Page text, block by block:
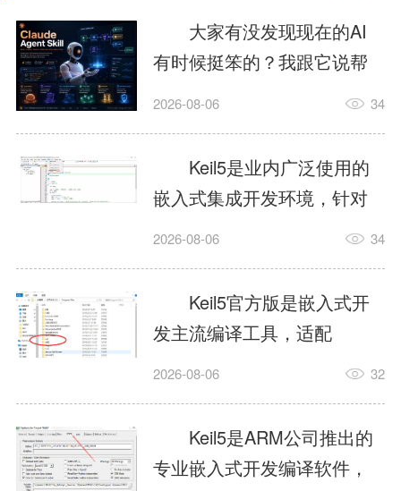
大家有没发现现在的AI
有时候挺笨的？我跟它说帮
我订个明天早上的闹钟，它
这样？因为AI，就是个只会
耍嘴皮子的书呆子。它脑子
里有海量知识，但没有真正
激发出来实力。而
AgentSkill，就是给AI大脑装
上的一双机械手，它真的能
解决很多问题。1什么是
AgentSkillSkill指...
2026-08-06 34
Keil5是业内广泛使用的
嵌入式集成开发环境，针对
ARM、51内核单片机提供编
力，代码编译稳定，调试工
具成熟，大量开源项目基于
该平台开发。新项目需要单
独下载对应芯片支持包，新
手配置难度较高，正版商业
授权费用不菲，未授权版本
存在程序容量限制，适合硬
2026-08-06 34
Keil5官方版是嵌入式开
发主流编译工具，适配
STM32、51单片机等多款芯
在线调试、代码仿真，兼容
众多厂商芯片安装包。软件
需要手动添加器件库，初次
2026-08-06 32
Keil5是ARM公司推出的
专业嵌入式开发编译软件，